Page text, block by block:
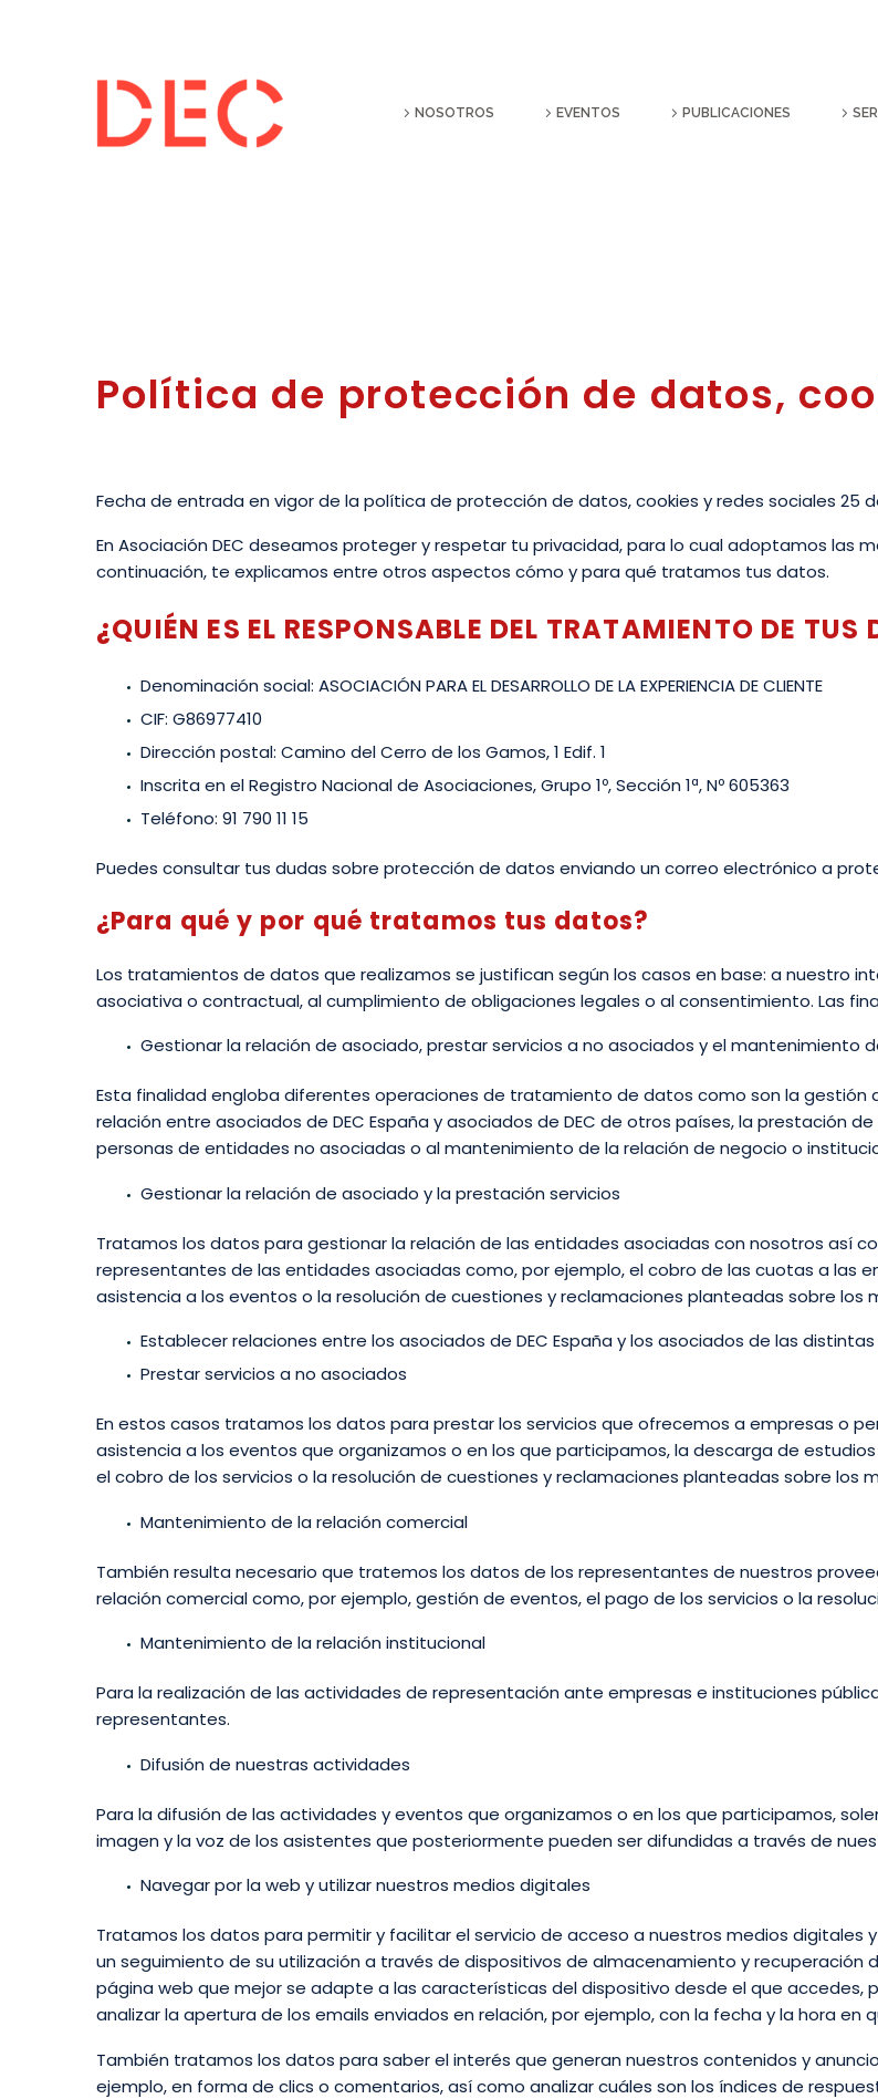
NOSOTROS EVENTOS PUBLICACIONES
Política de protección de datos,
Fecha de entrada en vigor de la política de protección de datos, cookies y redes sociales 25
En Asociación DEC deseamos proteger y respetar tu privacidad, para lo cual adoptamos las
continuación, te explicamos entre otros aspectos cómo y para qué tratamos tus datos.
¿QUIÉN ES EL RESPONSABLE DEL TRATAMIENTO DE TUS
Denominación social: ASOCIACIÓN PARA EL DESARROLLO DE LA EXPERIENCIA DE CLIENTE
CIF: G86977410
Dirección postal: Camino del Cerro de los Gamos, 1 Edif. 1
Inscrita en el Registro Nacional de Asociaciones, Grupo 1º, Sección 1ª, Nº 605363
Teléfono: 91 790 11 15
Puedes consultar tus dudas sobre protección de datos enviando un correo electrónico a
¿Para qué y por qué tratamos tus datos?
Los tratamientos de datos que realizamos se justifican según los casos en base: a nuestro
asociativa o contractual, al cumplimiento de obligaciones legales o al consentimiento. Las
Gestionar la relación de asociado, prestar servicios a no asociados y el mantenimiento
Esta finalidad engloba diferentes operaciones de tratamiento de datos como son la gestión
relación entre asociados de DEC España y asociados de DEC de otros países, la prestación
personas de entidades no asociadas o al mantenimiento de la relación de negocio o
Gestionar la relación de asociado y la prestación servicios
Tratamos los datos para gestionar la relación de las entidades asociadas con nosotros así
representantes de las entidades asociadas como, por ejemplo, el cobro de las cuotas a las
asistencia a los eventos o la resolución de cuestiones y reclamaciones planteadas sobre los
Establecer relaciones entre los asociados de DEC España y los asociados de las
Prestar servicios a no asociados
En estos casos tratamos los datos para prestar los servicios que ofrecemos a empresas o
asistencia a los eventos que organizamos o en los que participamos, la descarga de
el cobro de los servicios o la resolución de cuestiones y reclamaciones planteadas sobre los
Mantenimiento de la relación comercial
También resulta necesario que tratemos los datos de los representantes de nuestros
relación comercial como, por ejemplo, gestión de eventos, el pago de los servicios o la
Mantenimiento de la relación institucional
Para la realización de las actividades de representación ante empresas e instituciones
representantes.
Difusión de nuestras actividades
Para la difusión de las actividades y eventos que organizamos o en los que participamos,
imagen y la voz de los asistentes que posteriormente pueden ser difundidas a través de
Navegar por la web y utilizar nuestros medios digitales
Tratamos los datos para permitir y facilitar el servicio de acceso a nuestros medios digitales
un seguimiento de su utilización a través de dispositivos de almacenamiento y recuperación
página web que mejor se adapte a las características del dispositivo desde el que accedes,
analizar la apertura de los emails enviados en relación, por ejemplo, con la fecha y la hora
También tratamos los datos para saber el interés que generan nuestros contenidos y
ejemplo, en forma de clics o comentarios, así como analizar cuáles son los índices de